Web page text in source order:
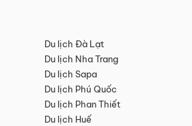
Du lịch Đà Lạt
Du lịch Nha Trang
Du lịch Sapa
Du lịch Phú Quốc
Du lịch Phan Thiết
Du lịch Huế